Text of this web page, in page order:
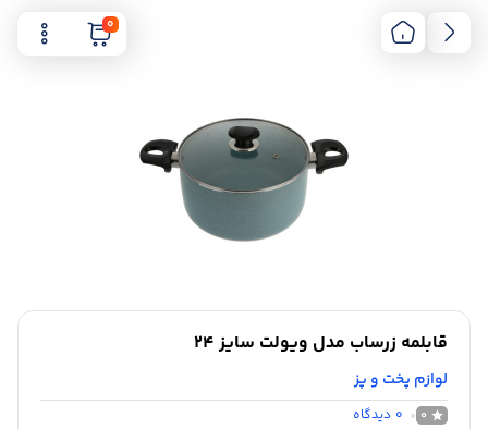
0
قابلمه زرساب مدل ویولت سایز 24
لوازم پخت و پز
0
0 دیدگاه